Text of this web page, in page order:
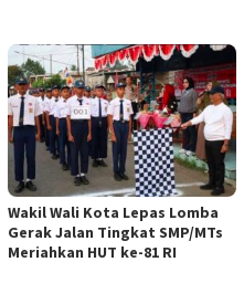
Wakil Wali Kota Lepas Lomba
Gerak Jalan Tingkat SMP/MTs
Meriahkan HUT ke-81 RI